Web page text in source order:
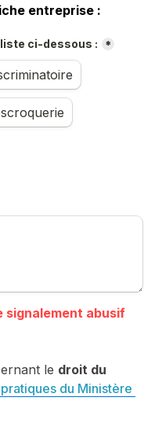
entreprise :
ci-dessous : *
signalement abusif
le droit du
du Ministère